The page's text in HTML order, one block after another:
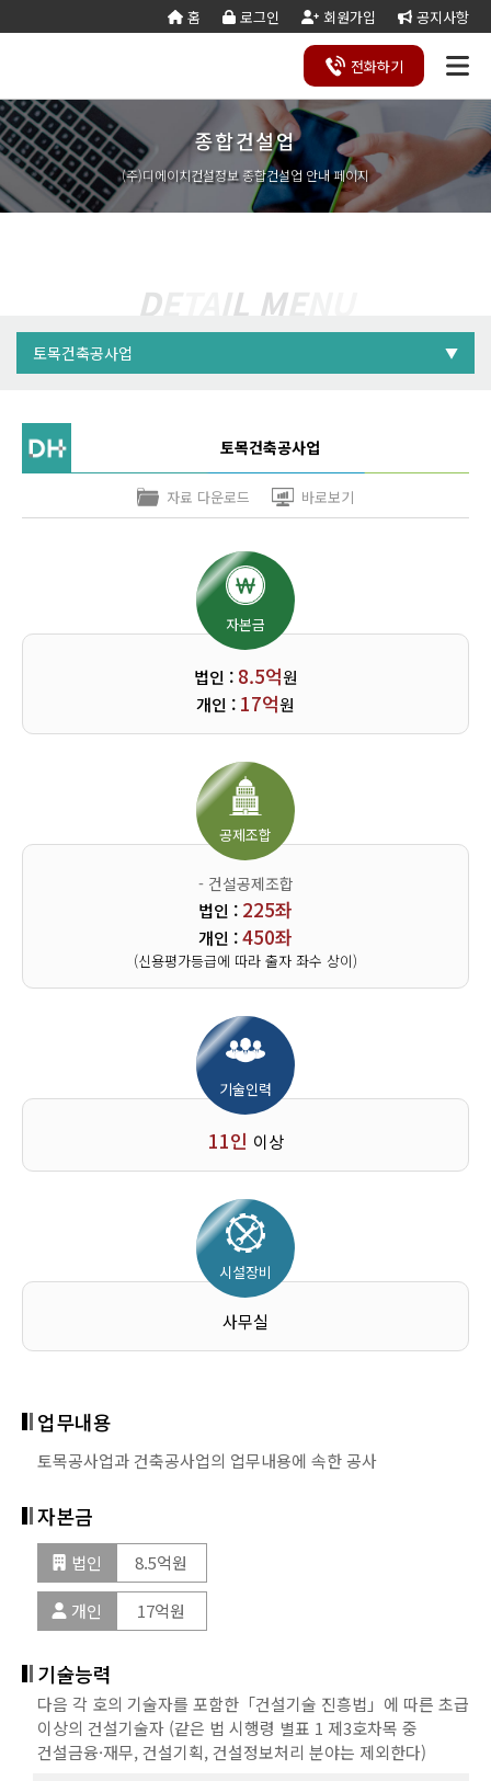
홈 로그인 회원가입 공지사항
전화하기
회사
소개
사업
영역
조직
도
오시
는
길
종
합
건
설
업
공사업
산업ㆍ환
경설비공
조경공사
업
전문건설업
지반조성·포
장공사업
실내건축공
도장·습식·방 조경식재·시
상·하수도설
철도·궤도공
철강구조물공
사업
가스·난방공
금속·창호·지
기타공
사업
전기공사업 정보통신
공사업
업자
나무병원
제거업
인
약전문기
사업자
리시설·
설계시공업
지관리업
문기관/
안전점검전
문기관
지하수개발
·이용시공
업
등
차
하
양도
양수
리스
트
양도
양수
절차
기업
진단
공
제
조
합
조
사
기
재
사
항
경
시
공
능
력
평
가
기
업
분
·
합
연말
잔고
증명
건설
법
법령
서식
국가
계약
법령
관계
서식
건설
업등
록서
식
건축
법시
행규
칙
별지
서식
건설
공무
실질
자본
금
계산
세무
계산
기
종합건설업
(주)디에이치건설정보 종합건설업 안내 페이지
DE L ME
토목건축공사업 ▼
토목건축공사업
산업·환경설비공사업
조경공사업
건축공사업
자료 다운로드 바로보기
개인 :7억원
공제조합
- 건설공제조합
법인 :94좌
개인 :188좌
(신용평가등급에 따라 출자 좌수 상이)
기술인력
시설장비
사무실
종합적인 계획·관리 및 조정에 따라 토지에 정착하는 공작물 중
지붕과 기둥(또는 벽)이 있는 것과 이에 부수되는 시설물을
자본금
「건설기술 진흥법」에 따른 건축 분야의 초급이상
건설기술인 5명 이상
2) 「건설기술 진흥법」에 따른 건축 분야의 중급 이상
건설기술인
※ 기술인력은 상시 근무(다른 사업을 영위하는 경우에는
상시 근무에 지장이 없는 경우로 한정한다)하는 사람을
말한다.
「건설진흥법」에 따라 업무정지처분을 받은
건설기술인은 제외한다.
건축 분야 건설기술인 (건축기사 및 건축 분야의
중급기술인 이상 제외)중 1명은 기계 또는 안전관리 초급
토목공사업
자료 다운로드 바로보기
개인 :10억원
공제조합
- 건설공제조합
법인 :131좌
개인 :262좌
(신용평가등급에 따라 출자 좌수 상이)
기술인력
시설장비
사무실
종합적인 계획·관리 및 조정에 따라 토목공작물을 설치하거나
토지를 조성·개량하는 공사
하천 등의 건설, 택지조성 등 부지조성공사, 간척·매립공사 등
기술능력
「건설기술 진흥법」에 따른 토목 분야의 초급이상
건설기술인 6명 이상
1) 「국가기술자격법」에 따른 토목기사
2) 「건설기술 진흥법」에 따른 토목 분야의 중급 이상
※ 기술인력은 상시 근무(다른 사업을 영위하는 경우에는
상시 근무에 지장이 없는 경우로 한정한다)하는 사람을
말한다.
「국가기술자격법」에 따라 그 자격이 정지된 사람과
토목건축공사업
자료 다운로드 바로보기
자본금
법인 : 8.5억원
개인 : 17억원
공제조합
- 건설공제조합
법인 : 225좌
개인 :450좌
(신용평가등급에 따라 출자 좌수 상이)
기술인력
11인 이상
시설장비
사무실
업무내용
토목공사업과 건축공사업의 업무내용에 속한 공사
자본금
법인 8.5억원
개인 17억원
기술능력
다음 각 호의 기술자를 포함한「건설기술 진흥법」에 따른 초급
이상의 건설기술자 (같은 법 시행령 별표 1 제3호차목 중
건설금융·재무, 건설기획, 건설정보처리 분야는 제외한다)
산업 · 환경설비공사업
자료 다운로드 바로보기
개인 :17억원
공제조합
- 건설공제조합
법인 :225좌
개인 :450좌
(신용평가등급에 따라 출자 좌수 상이)
기술인력
시설장비
사무실
종합적인 계획 · 관리 및 조정에 따라 산업의 생산시설,
환경오염을 예방 · 제거 · 감축하거나 환경오염물질을 처리 ·
재활용하기 위한 시설, 에너지 등의 생산 · 저장 · 공급시설 등을
제철 · 석유화학공장 등 산업생산시설공사, 환경시설공사
(소각장 · 수처리설비 · 환경오염방지시설 · 하수처리시설 ·
공공폐수처리시설 · 중수도 및 하 · 폐수처리수 재이용시설 등의
법인
개인 17억원
기술능력
「건설기술 진흥법」에 따른 초급 이상 (같은 법 시행령 별표 1
제3호차목 중 건설금융·재무, 건설기획, 건설정보처리 분야는
제외한다)의 건설기술인 또는 「국가기술자격법」에 따른
건축, 토목, 조경, 광업자원, 기계, 금속 · 재료, 전기 · 전자,
기술자격취득자 12명 이상.
이 경우 다음의 어느 하나에 해당하는 사람 중 6명을 포함해야
한다.
조경공사업
자료 다운로드 바로보기
개인 :10억원
공제조합
- 건설공제조합
법인 :131좌
개인 :262좌
(신용평가등급에 따라 출자 좌수 상이)
기술인력
시설장비
사무실
종합적인 계획·관리·조정에 따라 수목원·공원·녹지 · 숲의 조성
등 경관 및 환경을 조성 · 개량하는 공사
「국가기술자격법」에 따른 조경기사, 「건설기술
2명을 포함한 조경 분야 초급 이상의 건설기술인 4명 이상
1명 이상
「건설기술 진흥법」에 따른 건축 분야 초급 건설기술인
1명 이상
상시 근무에 지장이 없는 경우로 한정한다)하는 사람을
말한다.
「국가기술자격법」에 따라 그 자격이 정지된 사람과
「건설기술 진흥법」에 따라 업무정지처분을 받은